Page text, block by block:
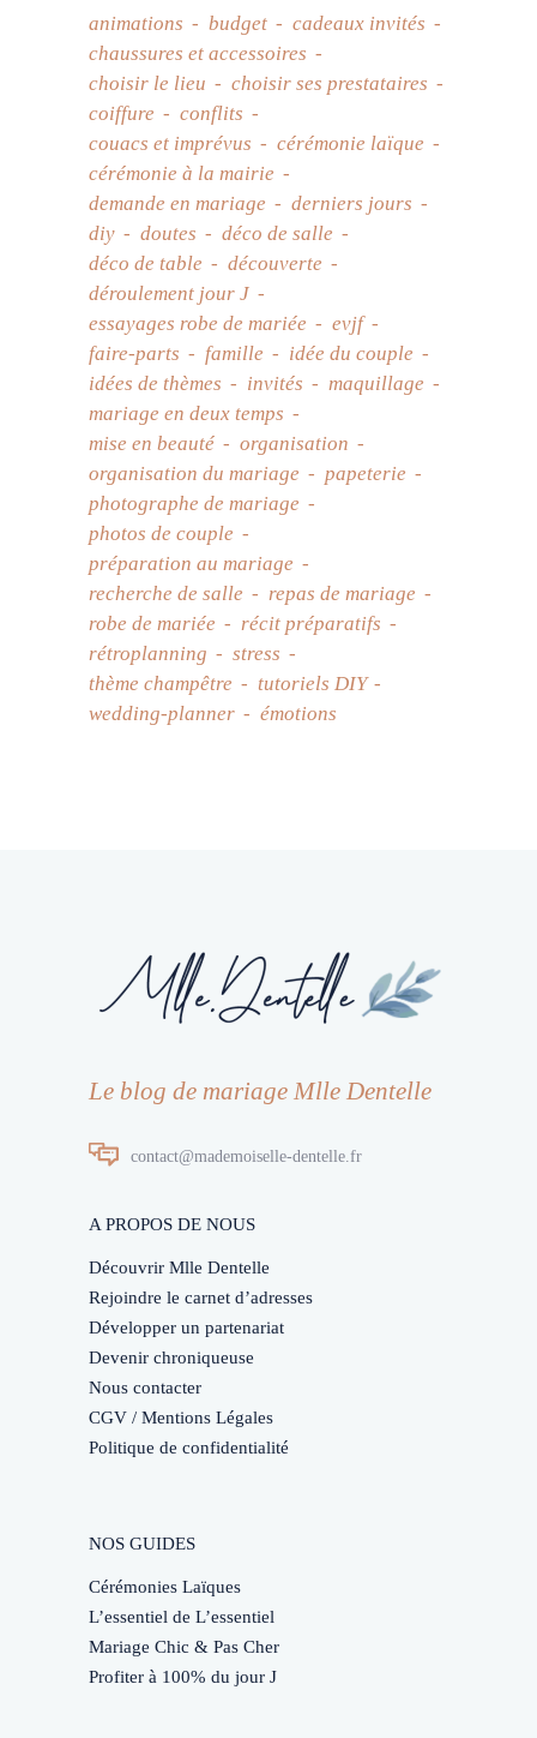
animations budget
cadeaux invités
chaussures et accessoires
choisir le lieu
choisir ses prestataires
coiffure
conflits
couacs et imprévus
cérémonie laïque
cérémonie à la mairie
demande en mariage
derniers jours
diy
doutes
déco de salle
déco de table
découverte
déroulement jour J
essayages robe de mariée
evjf
faire-parts
famille
idée du couple
idées de thèmes
invités
maquillage
mariage en deux temps
mise en beauté
organisation
organisation du mariage
papeterie
photographe de mariage
photos de couple
préparation au mariage
recherche de salle
repas de mariage
robe de mariée
récit préparatifs
rétroplanning
stress
thème champêtre
tutoriels DIY
wedding-planner
émotions
Le blog de mariage Mlle Dentelle
contact@mademoiselle-dentelle.fr
A PROPOS DE NOUS
Découvrir Mlle Dentelle
Rejoindre le carnet d’adresses
Développer un partenariat
Devenir chroniqueuse
Nous contacter
CGV / Mentions Légales
Politique de confidentialité
NOS GUIDES
Cérémonies Laïques
L’essentiel de L’essentiel
Mariage Chic & Pas Cher
Profiter à 100% du jour J